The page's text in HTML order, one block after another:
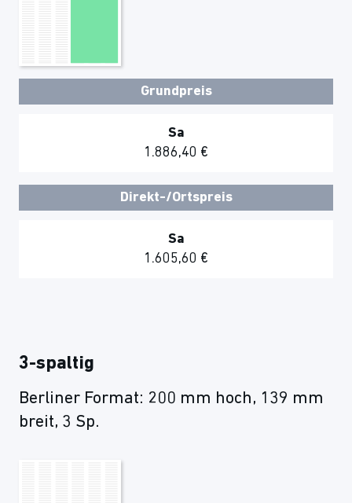
Grundpreis
Sa
1.886,40 €
Direkt-/Ortspreis
Sa
1.605,60 €
3-spaltig
Berliner Format: 200 mm hoch, 139 mm
breit, 3 Sp.